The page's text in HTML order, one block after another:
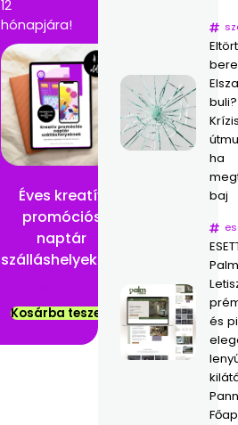
12
hónapjára!
Éves kreatív
promóciós
naptár
szálláshelyeknek
Kosárba teszem
buli?
ha
baj
és